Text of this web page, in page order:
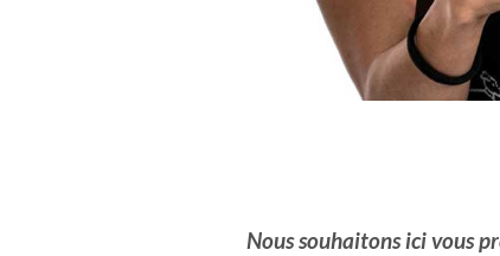
Nous souhaitons ici vous